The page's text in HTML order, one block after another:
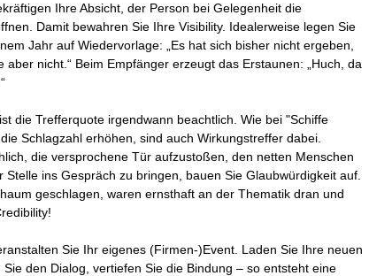
Ihre Absicht, der Person bei Gelegenheit die
Damit bewahren Sie Ihre Visibility. Idealerweise legen Sie
Jahr auf Wiedervorlage: „Es hat sich bisher nicht ergeben,
aber nicht.“ Beim Empfänger erzeugt das Erstaunen: „Huch, da
die Trefferquote irgendwann beachtlich. Wie bei "Schiffe
Schlagzahl erhöhen, sind auch Wirkungstreffer dabei.
die versprochene Tür aufzustoßen, den netten Menschen
Stelle ins Gespräch zu bringen, bauen Sie Glaubwürdigkeit auf.
geschlagen, waren ernsthaft an der Thematik dran und
Sie Ihr eigenes (Firmen-)Event. Laden Sie Ihre neuen
den Dialog, vertiefen Sie die Bindung – so entsteht eine